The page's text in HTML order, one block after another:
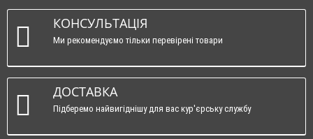
КОНСУЛЬТАЦІЯ
Ми рекомендуємо тільки перевірені товари
ДОСТАВКА
Підберемо найвигіднішу для вас кур'єрську службу